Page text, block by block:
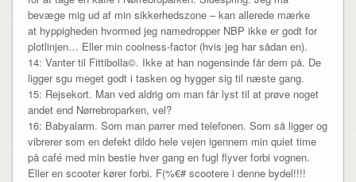
bevæge mig ud af min sikkerhedszone – kan allerede mærke
at hyppigheden hvormed jeg namedropper NBP ikke er godt for
plotlinjen… Eller min coolness-factor (hvis jeg har sådan en).
14: Vanter til Fittibolla©. Ikke at han nogensinde får dem på. De
ligger sgu meget godt i tasken og hygger sig til næste gang.
15: Rejsekort. Man ved aldrig om man får lyst til at prøve noget
andet end Nørrebroparken, vel?
16: Babyalarm. Som man parrer med telefonen. Som så ligger og
vibrerer som en defekt dildo hele vejen igennem min quiet time
på café med min bestie hver gang en fugl flyver forbi vognen.
Eller en scooter kører forbi. F(%€# scootere i denne bydel!!!!